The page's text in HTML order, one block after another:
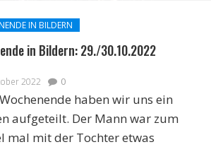
IN BILDERN
in Bildern: 29./30.10.2022
2022 0
haben wir uns ein
aufgeteilt. Der Mann war zum
mal mit der Tochter etwas